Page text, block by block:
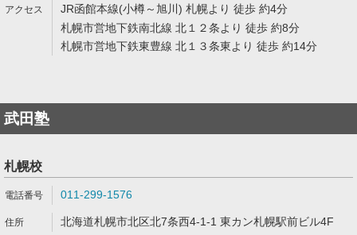
JR函館本線(小樽～旭川) 札幌より 徒歩 約4分
札幌市営地下鉄南北線 北１２条より 徒歩 約8分
札幌市営地下鉄東豊線 北１３条東より 徒歩 約14分
武田塾
札幌校
011-299-1576
北海道札幌市北区北7条西4-1-1 東カン札幌駅前ビル4F